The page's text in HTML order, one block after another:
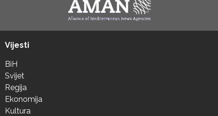
Vijesti
BiH
Svijet
Regija
Ekonomija
Kultura